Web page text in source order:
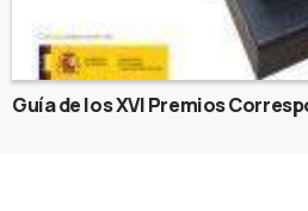
Guía de los XVI Premios